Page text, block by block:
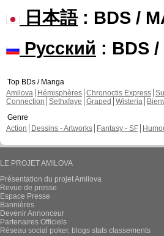
日本語: BDS /
Русский : BDS /
Top BDs / Manga
Amilova
Hémisphères Chronoctis Express
Connection Sethxfaye Graped Wisteria
Genre
Action
Dessins - Artworks Fantasy - SF
LE PROJET AMILOVA
Présentation du projet Amilova
Revue de presse
Espace Presse
Bannières
Devenir Annonceur
Partenaires Officiels
Réseau social poker, blogs stats classements